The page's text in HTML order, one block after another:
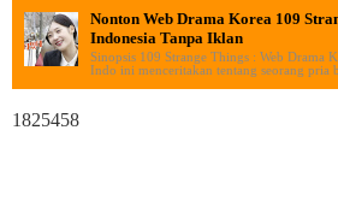
Nonton Web Drama Korea 109
Indonesia Tanpa Iklan
Sinopsis 109 Strange Things : Web Drama
Indo ini menceritakan tentang seorang pria
1825458